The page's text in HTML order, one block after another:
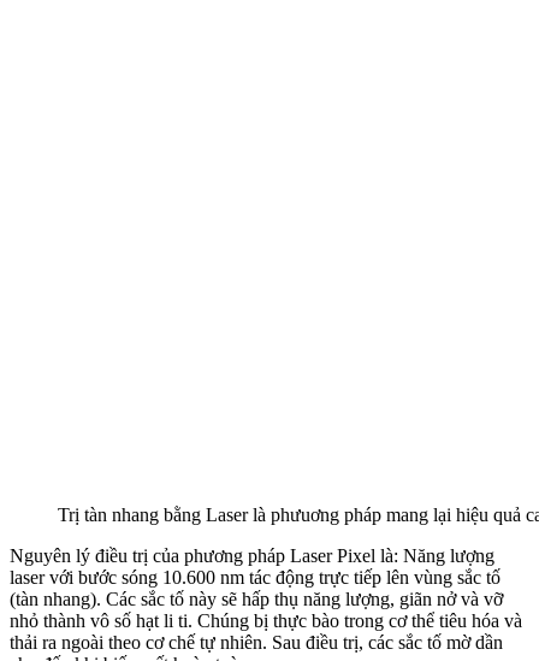
Trị tàn nhang bằng Laser là phưuơng pháp mang lại hiệu quả
Nguyên lý điều trị của phương pháp Laser Pixel là: Năng lượng
laser với bước sóng 10.600 nm tác động trực tiếp lên vùng sắc tố
(tàn nhang). Các sắc tố này sẽ hấp thụ năng lượng, giãn nở và vỡ
nhỏ thành vô số hạt li ti. Chúng bị thực bào trong cơ thể tiêu hóa và
thải ra ngoài theo cơ chế tự nhiên. Sau điều trị, các sắc tố mờ dần